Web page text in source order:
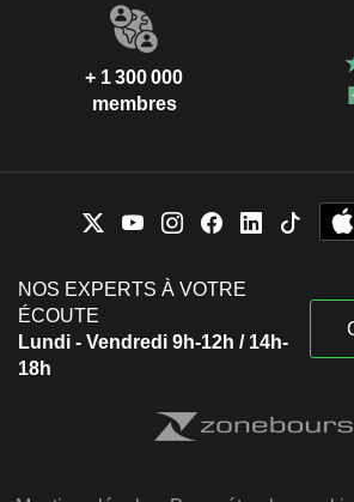
+ 1 300 000
membres
NOS EXPERTS À VOTRE
ÉCOUTE
Lundi - Vendredi 9h-12h / 14h-
18h